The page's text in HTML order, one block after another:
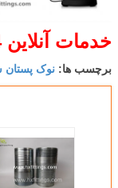
خدمات آنلاین 24 ساعته
برچسب ها: نوک پستان